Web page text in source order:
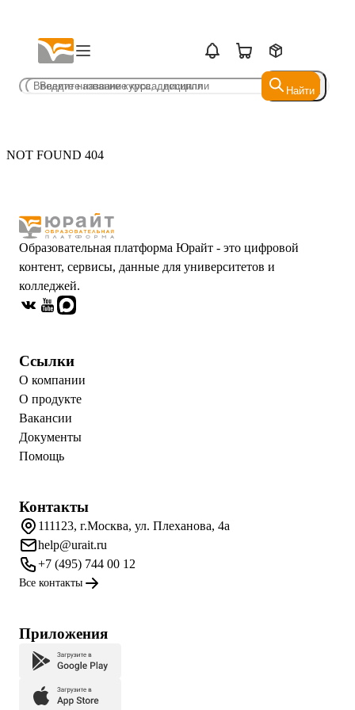
Найти
Найти
NOT FOUND 404
Образовательная платформа Юрайт - это цифровой
контент, сервисы, данные для университетов и
колледжей.
Ссылки
О компании
О продукте
Вакансии
Документы
Помощь
Контакты
111123, г.Москва, ул. Плеханова, 4а
help@urait.ru
+7 (495) 744 00 12
Все контакты
Приложения